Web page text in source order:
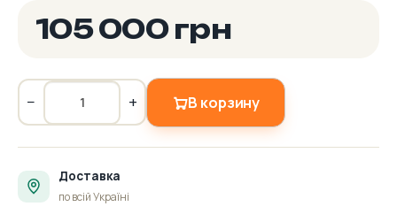
105 000 грн
− + В корзину
Доставка
по всій Україні